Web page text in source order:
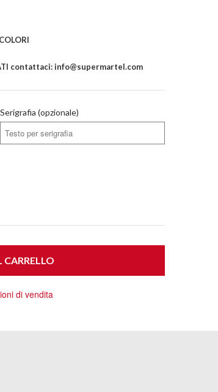
contattaci: info@supermartel.com
Serigrafia (opzionale)
CARRELLO
di vendita